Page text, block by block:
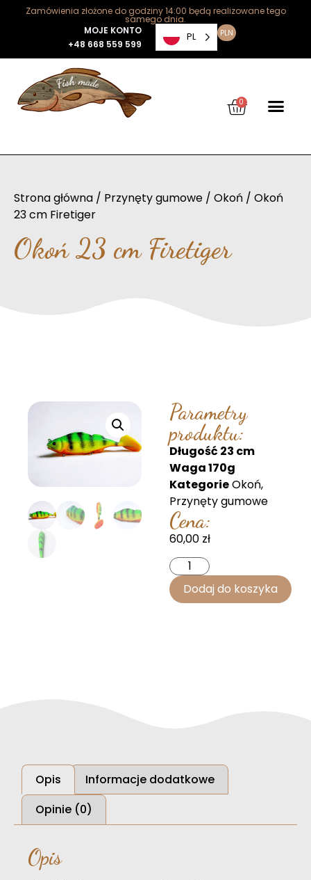
Zamówienia złożone do godziny 14:00 będą realizowane tego
samego dnia.
MOJE KONTO
+48 668 559 599
PL PLN
0
Strona główna / Przynęty gumowe / Okoń / Okoń
23 cm Firetiger
Okoń 23 cm Firetiger
Parametry
produktu:
Długość 23 cm
Waga 170g
KategorieOkoń,
Przynęty gumowe
Cena:
60,00 zł
Dodaj do koszyka
Opis
Informacje dodatkowe
Opinie (0)
Opis